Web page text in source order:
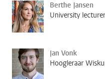
Berthe Jansen
University lecturer
Jan Vonk
Hoogleraar